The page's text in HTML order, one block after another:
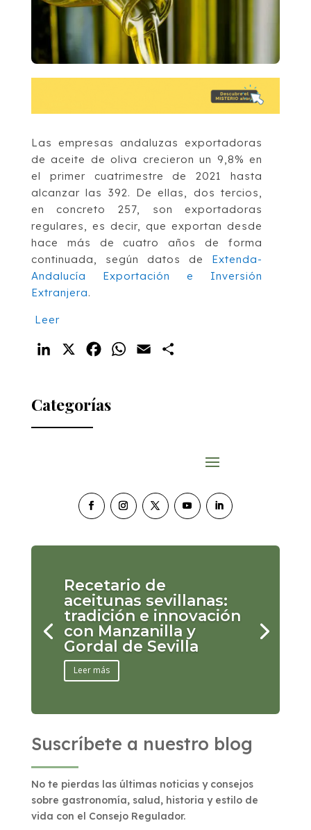
Las empresas andaluzas exportadoras
de aceite de oliva crecieron un 9,8% en
el primer cuatrimestre de 2021 hasta
alcanzar las 392. De ellas, dos tercios,
en concreto 257, son exportadoras
regulares, es decir, que exportan desde
hace más de cuatro años de forma
continuada, según datos de Extenda-
Andalucía Exportación e Inversión
Extranjera.
Leer
LinkedIn FacebookWhatsApp
Email
Categorías
Recetario de
aceitunas sevillanas:
tradición e innovación
con Manzanilla y
Gordal de Sevilla
Leer más
Suscríbete a nuestro blog
No te pierdas las últimas noticias y consejos
sobre gastronomía, salud, historia y estilo de
vida con el Consejo Regulador.